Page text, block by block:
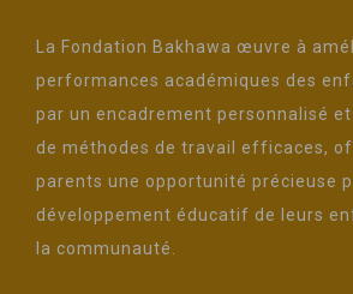
La Fondation Bakhawa œuvre à
performances académiques des
par un encadrement personnalisé
de méthodes de travail efficaces,
parents une opportunité précieuse
développement éducatif de leurs
la communauté.